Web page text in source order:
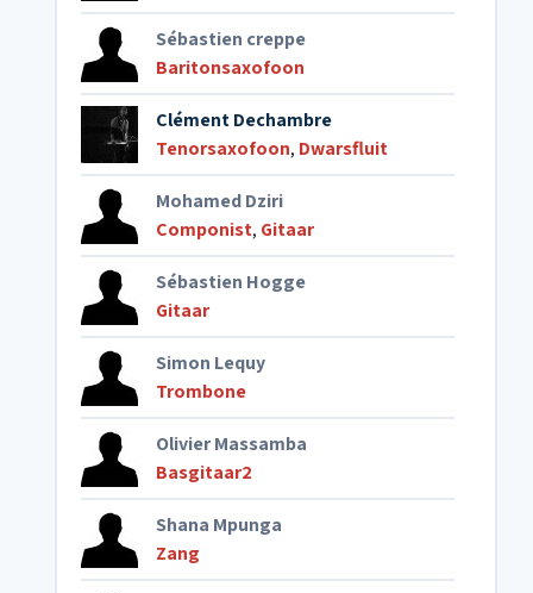
Sébastien creppe
Baritonsaxofoon
Clément Dechambre
Tenorsaxofoon, Dwarsfluit
Mohamed Dziri
Componist, Gitaar
Sébastien Hogge
Gitaar
Simon Lequy
Trombone
Olivier Massamba
Basgitaar2
Shana Mpunga
Zang